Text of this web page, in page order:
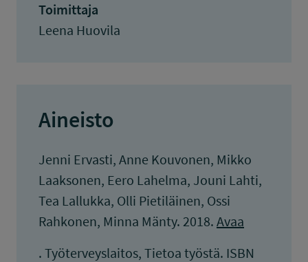
Toimittaja
Leena Huovila
Aineisto
Jenni Ervasti, Anne Kouvonen, Mikko
Laaksonen, Eero Lahelma, Jouni Lahti,
Tea Lallukka, Olli Pietiläinen, Ossi
Rahkonen, Minna Mänty. 2018. Avaa
. Työterveyslaitos, Tietoa työstä. ISBN